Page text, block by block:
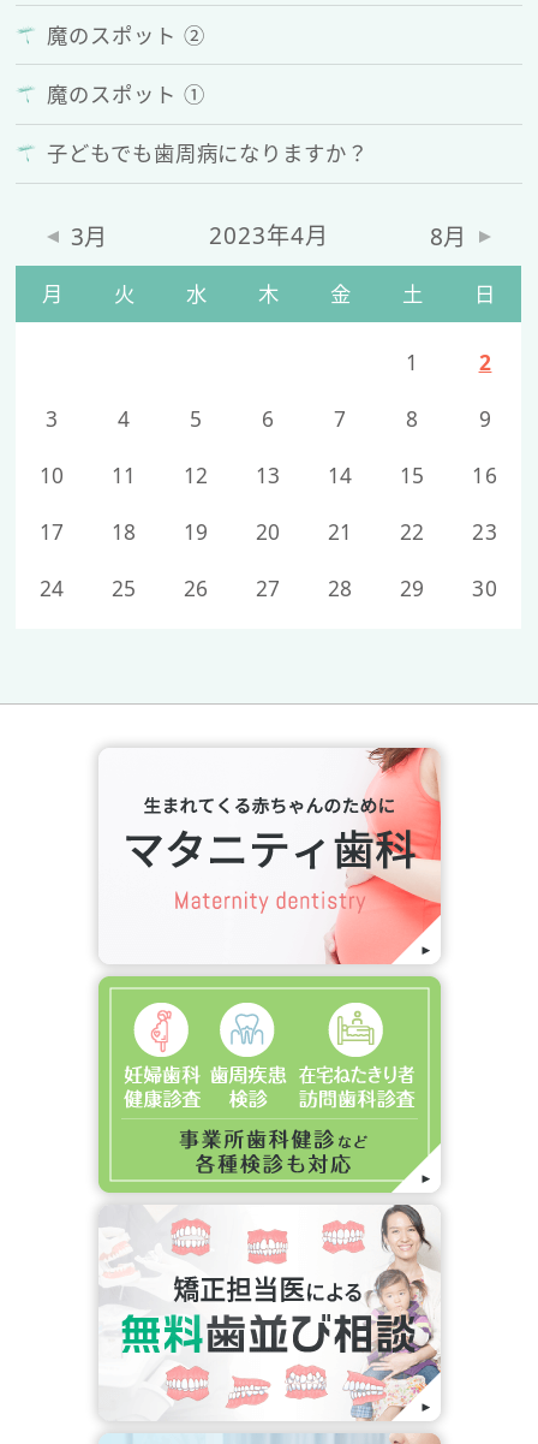
魔のスポット ②
魔のスポット ①
子どもでも歯周病になりますか？
2023年4月
月 火 水 木 金 土 日
3月 8月
1
2
3
4 5 6 7 8
9
10
11 12 13 14 15
16
17
18 19 20 21 22
23
24
25 26 27 28 29 30